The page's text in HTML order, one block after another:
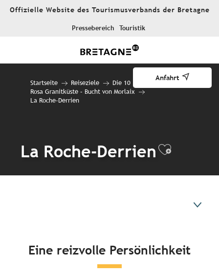
AllerOffizielle Website des Tourismusverbands der Bretagne
Pressebereich Touristik
Anfahrt
Startseite Reiseziele
Die 10 Reiseziele
Rosa Granitküste – Bucht von Morlaix
La Roche-Derrien
La Roche-Derrien
Eine reizvolle Persönlichkeit